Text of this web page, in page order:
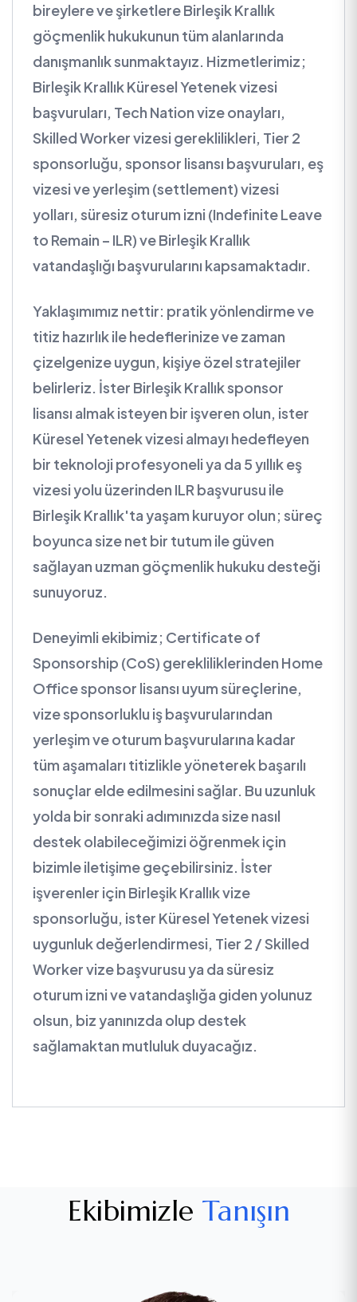
bireylere ve şirketlere Birleşik Krallık
göçmenlik hukukunun tüm alanlarında
danışmanlık sunmaktayız. Hizmetlerimiz;
Birleşik Krallık Küresel Yetenek vizesi
başvuruları, Tech Nation vize onayları,
Skilled Worker vizesi gereklilikleri, Tier 2
sponsorluğu, sponsor lisansı başvuruları, eş
vizesi ve yerleşim (settlement) vizesi
yolları, süresiz oturum izni (Indefinite Leave
to Remain – ILR) ve Birleşik Krallık
vatandaşlığı başvurularını kapsamaktadır.
Yaklaşımımız nettir: pratik yönlendirme ve
titiz hazırlık ile hedeflerinize ve zaman
çizelgenize uygun, kişiye özel stratejiler
belirleriz. İster Birleşik Krallık sponsor
lisansı almak isteyen bir işveren olun, ister
Küresel Yetenek vizesi almayı hedefleyen
bir teknoloji profesyoneli ya da 5 yıllık eş
vizesi yolu üzerinden ILR başvurusu ile
Birleşik Krallık'ta yaşam kuruyor olun; süreç
boyunca size net bir tutum ile güven
sağlayan uzman göçmenlik hukuku desteği
sunuyoruz.
Deneyimli ekibimiz; Certificate of
Sponsorship (CoS) gerekliliklerinden Home
Office sponsor lisansı uyum süreçlerine,
vize sponsorluklu iş başvurularından
yerleşim ve oturum başvurularına kadar
tüm aşamaları titizlikle yöneterek başarılı
sonuçlar elde edilmesini sağlar. Bu uzunluk
yolda bir sonraki adımınızda size nasıl
destek olabileceğimizi öğrenmek için
bizimle iletişime geçebilirsiniz. İster
işverenler için Birleşik Krallık vize
sponsorluğu, ister Küresel Yetenek vizesi
uygunluk değerlendirmesi, Tier 2 / Skilled
Worker vize başvurusu ya da süresiz
oturum izni ve vatandaşlığa giden yolunuz
olsun, biz yanınızda olup destek
sağlamaktan mutluluk duyacağız.
Ekibimizle Tanışın